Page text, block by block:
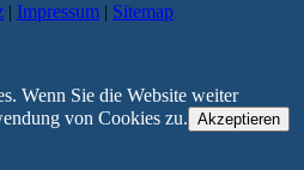
| Impressum | Sitemap
Wenn Sie die Website weiter
von Cookies zu. Akzeptieren